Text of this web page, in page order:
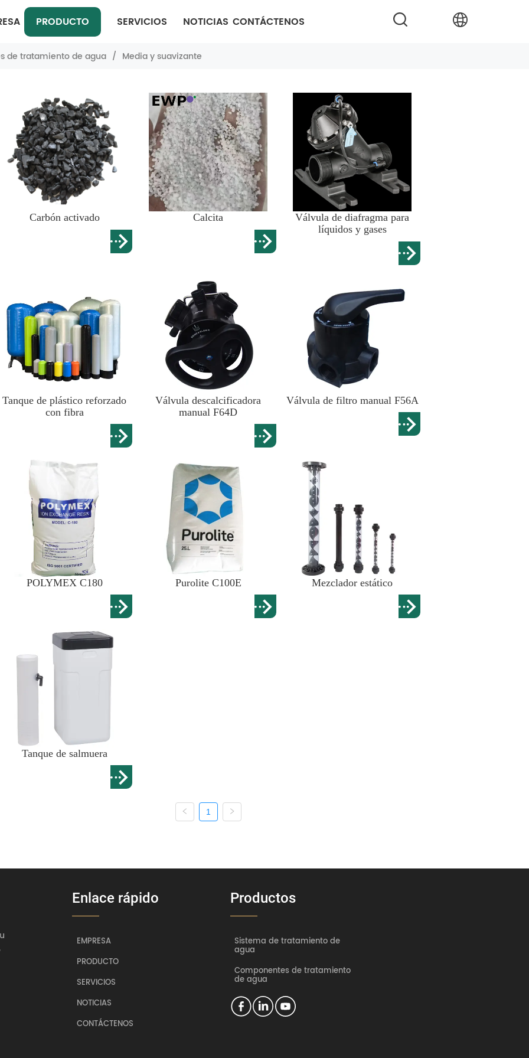
PRODUCTO SERVICIOS NOTICIAS CONTÁCTENOS
de tratamiento de agua / Media y suavizante
Carbón activado Calcita
Válvula de diafragma para
líquidos y gases
Tanque de plástico reforzado
con fibra
Válvula descalcificadora
manual F64D
Válvula de filtro manual F56A
POLYMEX C180 Purolite C100E Mezclador estático
Tanque de salmuera
1
Enlace rápido
EMPRESA
PRODUCTO
SERVICIOS
NOTICIAS
CONTÁCTENOS
Productos
Sistema de tratamiento de
agua
Componentes de tratamiento
de agua